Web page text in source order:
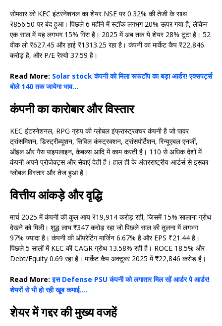
सोमवार को KEC इंटरनेशनल का शेयर NSE पर 0.32% की तेजी के साथ
₹856.50 पर बंद हुआ। पिछले 6 महीने में स्टॉक लगभग 20% ऊपर गया है, लेकिन
एक साल में यह लगभग 15% गिरा है। 2025 में अब तक ये शेयर 28% टूटा है। 52
वीक लो ₹627.45 और हाई ₹1313.25 रहा है। कंपनी का मार्केट कैप ₹22,846
करोड़ है, और P/E रेश्यो 37.59 है।
Read More: Solar stock कंपनी को मिला रूफटॉप का बड़ा आर्डर! एक्सपर्ट्स
बोले 140 तक जायेगा भाव…
कंपनी का कारोबार और विस्तार
KEC इंटरनेशनल, RPG ग्रुप की ग्लोबल इंफ्रास्ट्रक्चर कंपनी है जो पावर
ट्रांसमिशन, डिस्ट्रीब्यूशन, सिविल कंस्ट्रक्शन, ट्रांसपोर्टेशन, रिन्यूएबल एनर्जी,
ऑइल और गैस पाइपलाइन, केबल्स आदि में काम करती है। 110 से अधिक देशों में
कंपनी अपने प्रोजेक्ट्स और सेवाएं देती है। हाल ही के अंतरराष्ट्रीय आर्डर्स से इसका
ग्लोबल विस्तार और तेज हुआ है।
वित्तीय आंकड़े और वृद्धि
मार्च 2025 में कंपनी की कुल आय ₹19,914 करोड़ रही, जिसमें 15% सालाना ग्रोथ
देखने को मिली। शुद्ध लाभ ₹347 करोड़ रहा जो पिछले साल की तुलना में लगभग
97% ज्यादा है। कंपनी की ऑपरेटिंग मार्जिन 6.67% है और EPS ₹21.44 है।
पिछले 5 सालों में KEC की CAGR ग्रोथ 13.58% रही है। ROCE 18.5% और
Debt/Equity 0.69 रहा है। मार्केट कैप अक्टूबर 2025 में ₹22,846 करोड़ है।
Read More:इस Defense PSU कंपनी को लगातार मिल रहें आर्डर पे आर्डर!
शेयरों से भी हो रही खूब कमाई….
शेयर में गद्दर की मुख्य वजहें